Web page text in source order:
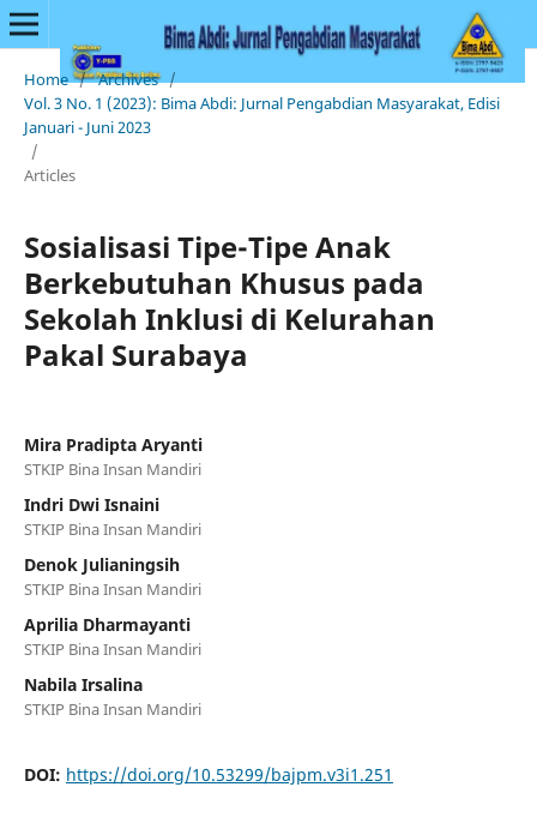
Home / Archives /
Vol. 3 No. 1 (2023): Bima Abdi: Jurnal Pengabdian Masyarakat, Edisi
Januari - Juni 2023
/
Articles
Sosialisasi Tipe-Tipe Anak
Berkebutuhan Khusus pada
Sekolah Inklusi di Kelurahan
Pakal Surabaya
Mira Pradipta Aryanti
STKIP Bina Insan Mandiri
Indri Dwi Isnaini
STKIP Bina Insan Mandiri
Denok Julianingsih
STKIP Bina Insan Mandiri
Aprilia Dharmayanti
STKIP Bina Insan Mandiri
Nabila Irsalina
STKIP Bina Insan Mandiri
DOI: https://doi.org/10.53299/bajpm.v3i1.251